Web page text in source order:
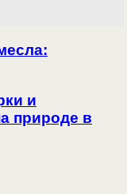
и
природе в